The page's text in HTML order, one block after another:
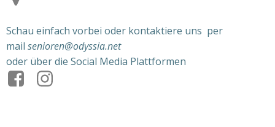
Schau einfach vorbei oder kontaktiere uns per
mail senioren@odyssia.net
oder über die Social Media Plattformen